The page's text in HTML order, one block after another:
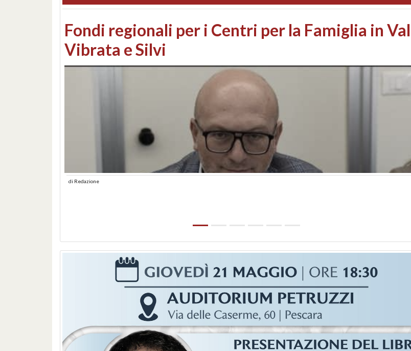
Montesilvano, sequestrato un chiosco sul
lungomare: contestati abusi edilizi e occupazione
abusiva